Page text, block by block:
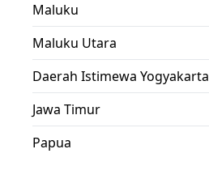
Maluku
Maluku Utara
Daerah Istimewa Yogyakarta
Jawa Timur
Papua